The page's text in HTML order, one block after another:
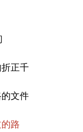
正千
文件
路